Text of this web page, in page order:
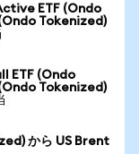
ETF (Ondo
Tokenized)
ETF (Ondo
Tokenized)
から US Brent